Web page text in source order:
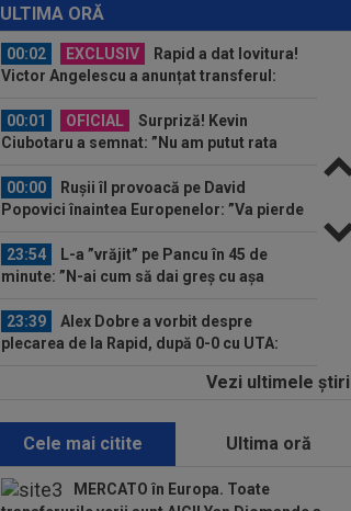
ULTIMA ORĂ
Barcelona, a ratat transferul la încă o
echipă de UCL! Picat la...
00:02
EXCLUSIV
Rapid a dat lovitura!
Victor Angelescu a anunțat transferul:
00:01
OFICIAL
Surpriză! Kevin
Ciubotaru a semnat: ”Nu am putut rata
00:00
Rușii îl provoacă pe David
Popovici înaintea Europenelor: ”Va pierde
23:54
L-a ”vrăjit” pe Pancu în 45 de
minute: ”N-ai cum să dai greș cu așa
23:39
Alex Dobre a vorbit despre
plecarea de la Rapid, după 0-0 cu UTA:
Daniel Pancu a
00:41
EXCLUSIV
Atacant pentru
FCSB! A făcut anunțul ÎN DIRECT: ”Îi dau
eu lui Gigi unul bun”
Vezi ultimele ştiri
Cele mai citite Ultima oră
MERCATO în Europa. Toate